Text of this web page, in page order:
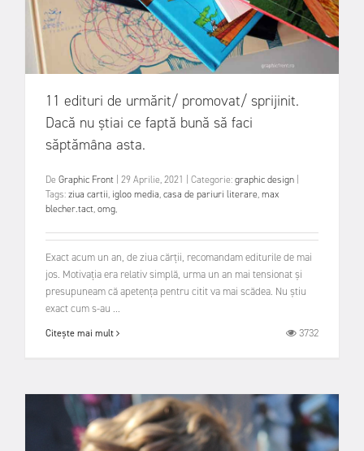
11 edituri de urmărit/ promovat/ sprijinit.
Dacă nu știai ce faptă bună să faci
săptămâna asta.
De Graphic Front 29 Aprilie, 2021 Categorie:graphic design
Tags:ziua cartii, igloo media,casa de pariuri literare,max
blecher.tact,omg,
Exact acum un an, de ziua cărții, recomandam editurile de mai
jos. Motivația era relativ simplă, urma un an mai tensionat și
presupuneam că apetența pentru citit va mai scădea. Nu știu
exact cum s-au ...
Citește mai mult 3732